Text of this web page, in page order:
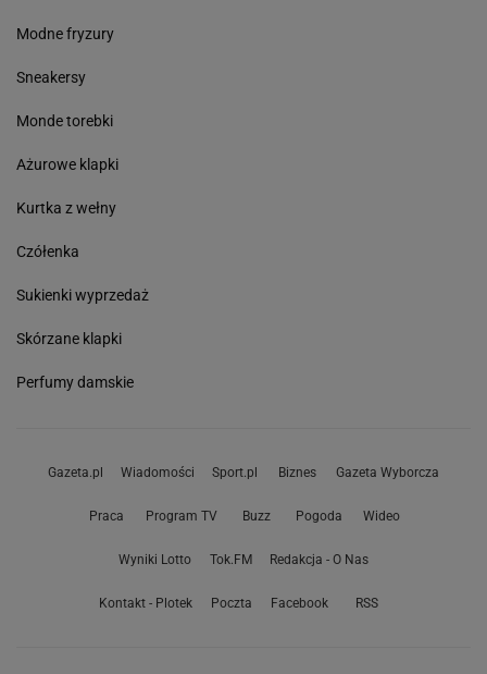
Modne fryzury
Sneakersy
Monde torebki
Ażurowe klapki
Kurtka z wełny
Czółenka
Sukienki wyprzedaż
Skórzane klapki
Perfumy damskie
Gazeta.pl Wiadomości Sport.pl Biznes Gazeta Wyborcza
Praca Program TV Buzz Pogoda Wideo
Wyniki Lotto Tok.FM Redakcja - O Nas
Kontakt - Plotek Poczta Facebook RSS